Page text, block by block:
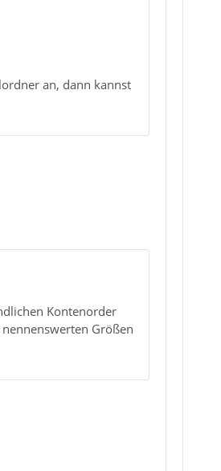
an, dann kannst
Kontenorder
Größen